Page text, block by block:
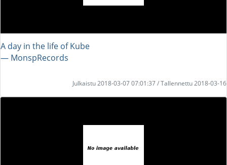
A day in the life of Kube
― MonspRecords
Julkaistu 2018-03-07 07:01:37 / Tallennettu 2018-03-16